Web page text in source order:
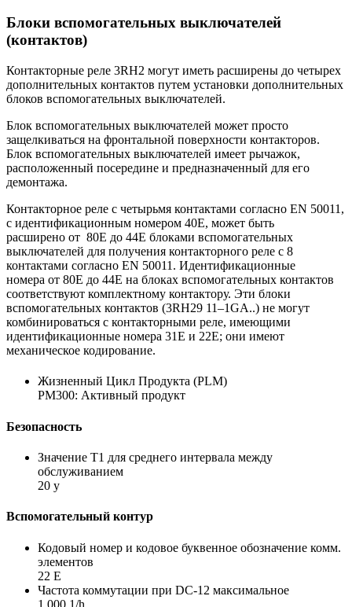
Блоки вспомогательных выключателей
(контактов)
Контакторные реле 3RH2 могут иметь расширены до четырех
дополнительных контактов путем установки дополнительных
блоков вспомогательных выключателей.
Блок вспомогательных выключателей может просто
защелкиваться на фронтальной поверхности контакторов.
Блок вспомогательных выключателей имеет рычажок,
расположенный посередине и предназначенный для его
демонтажа.
Контакторное реле с четырьмя контактами согласно EN 50011,
с идентификационным номером 40E, может быть
расширено от 80E до 44E блоками вспомогательных
выключателей для получения контакторного реле с 8
контактами согласно EN 50011. Идентификационные
номера от 80E до 44E на блоках вспомогательных контактов
соответствуют комплектному контактору. Эти блоки
вспомогательных контактов (3RH29 11–1GA..) не могут
комбинироваться с контакторными реле, имеющими
идентификационные номера 31E и 22E; они имеют
механическое кодирование.
Жизненный Цикл Продукта (PLM)
PM300: Активный продукт
Безопасность
Значение Т1 для среднего интервала между
обслуживанием
20 y
Вспомогательный контур
Кодовый номер и кодовое буквенное обозначение комм.
элементов
22 E
Частота коммутации при DC-12 максимальное
1 000 1/h